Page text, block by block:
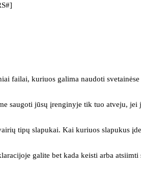
failai, kuriuos galima naudoti
saugoti jūsų įrenginyje tik tuo atveju,
tipų slapukai. Kai kuriuos slapukus
galite bet kada keisti arba atsiimti